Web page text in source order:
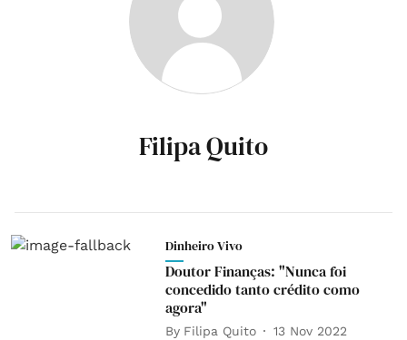
Filipa Quito
Dinheiro Vivo
Doutor Finanças: "Nunca foi
concedido tanto crédito como
agora"
By Filipa Quito 13 Nov 2022